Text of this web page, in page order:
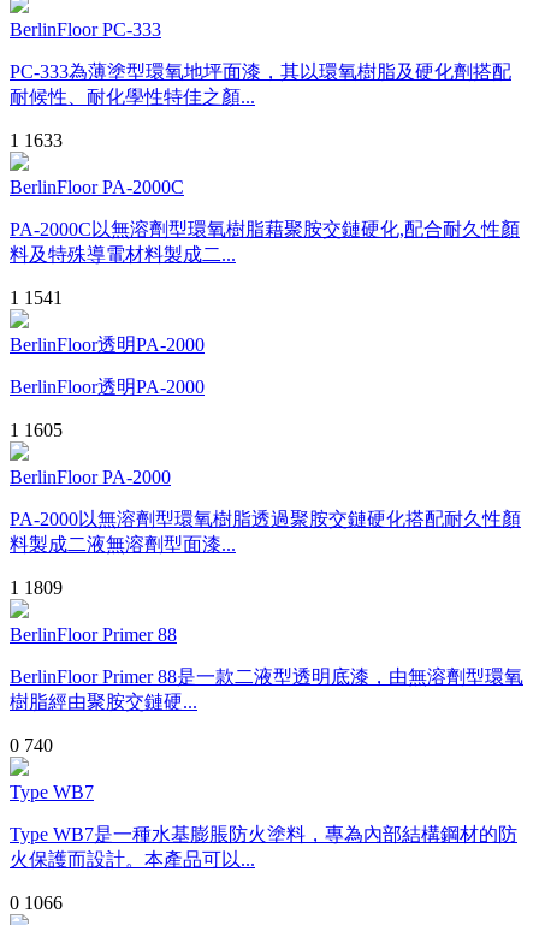
BerlinFloor PC-333
PC-333為薄塗型環氧地坪面漆，其以環氧樹脂及硬化劑搭配
耐候性、耐化學性特佳之顏...
1 1633
BerlinFloor PA-2000C
PA-2000C以無溶劑型環氧樹脂藉聚胺交鏈硬化,配合耐久性顏
料及特殊導電材料製成二...
1 1541
BerlinFloor透明PA-2000
BerlinFloor透明PA-2000
1 1605
BerlinFloor PA-2000
PA-2000以無溶劑型環氧樹脂透過聚胺交鏈硬化搭配耐久性顏
料製成二液無溶劑型面漆...
1 1809
BerlinFloor Primer 88
BerlinFloor Primer 88是一款二液型透明底漆，由無溶劑型環氧
樹脂經由聚胺交鏈硬...
0 740
Type WB7
Type WB7是一種水基膨脹防火塗料，專為內部結構鋼材的防
火保護而設計。本產品可以...
0 1066